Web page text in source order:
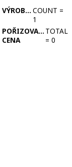
VÝROBCE COUNT =
1
POŘIZOVACÍ
CENA
TOTAL
= 0